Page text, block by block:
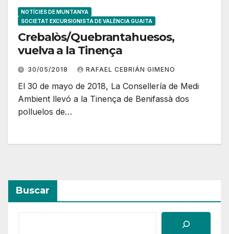
NOTÍCIES DE MUNTANYA
SOCIETAT EXCURSIONISTA DE VALÈNCIA GUAITA
Crebalòs/Quebrantahuesos,
vuelva a la Tinença
30/05/2018 RAFAEL CEBRIÁN GIMENO
El 30 de mayo de 2018, La Consellería de Medi
Ambient llevó a la Tinença de Benifassà dos
polluelos de…
Buscar